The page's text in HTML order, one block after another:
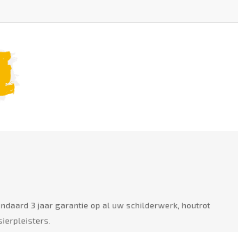
3 jaar garantie op al uw schilderwerk, houtrot